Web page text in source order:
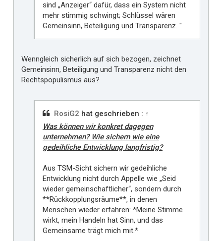
sind „Anzeiger“ dafür, dass ein System nicht
mehr stimmig schwingt; Schlüssel wären
Gemeinsinn, Beteiligung und Transparenz. "
Wenngleich sicherlich auf sich bezogen, zeichnet
Gemeinsinn, Beteiligung und Transparenz nicht den
Rechtspopulismus aus?
RosiG2 hat geschrieben : ↑
Was können wir konkret dagegen
unternehmen? Wie sichern wie eine
gedeihliche Entwicklung langfristig?
Aus TSM-Sicht sichern wir gedeihliche
Entwicklung nicht durch Appelle wie „Seid
wieder gemeinschaftlicher“, sondern durch
**Rückkopplungsräume**, in denen
Menschen wieder erfahren: *Meine Stimme
wirkt, mein Handeln hat Sinn, und das
Gemeinsame trägt mich mit.*